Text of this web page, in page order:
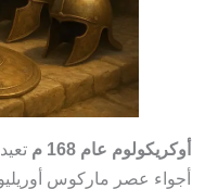
أوكريكولوم عام 168 م
أجواء عصر ماركوس